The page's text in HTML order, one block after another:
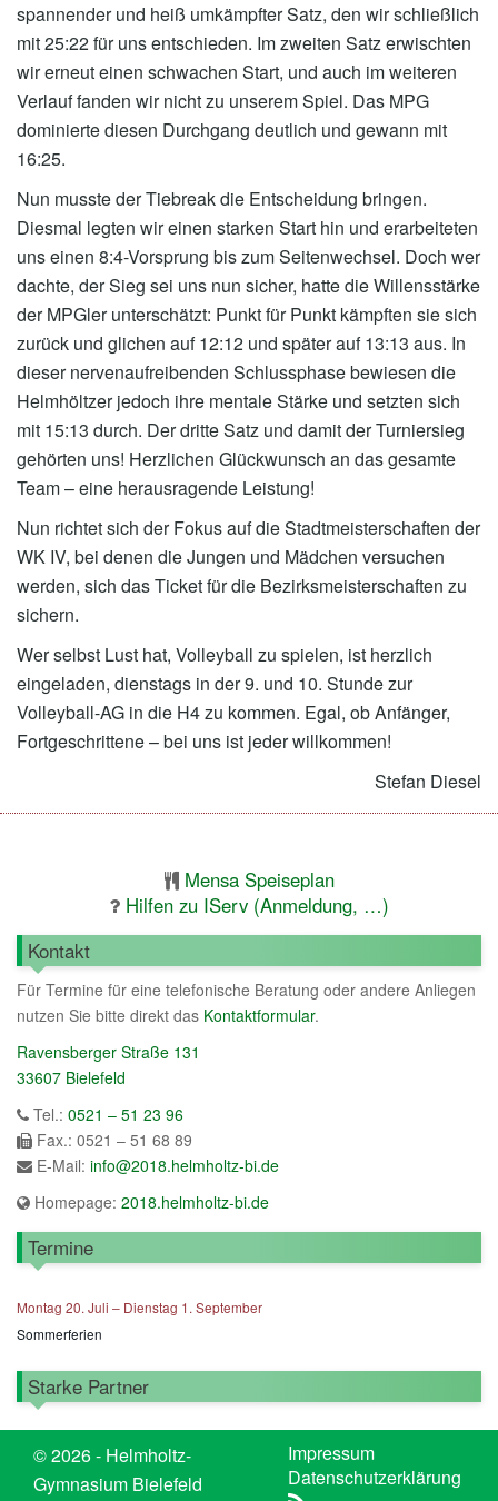
spannender und heiß umkämpfter Satz, den wir schließlich
mit 25:22 für uns entschieden. Im zweiten Satz erwischten
wir erneut einen schwachen Start, und auch im weiteren
Verlauf fanden wir nicht zu unserem Spiel. Das MPG
dominierte diesen Durchgang deutlich und gewann mit
16:25.
Nun musste der Tiebreak die Entscheidung bringen.
Diesmal legten wir einen starken Start hin und erarbeiteten
uns einen 8:4-Vorsprung bis zum Seitenwechsel. Doch wer
dachte, der Sieg sei uns nun sicher, hatte die Willensstärke
der MPGler unterschätzt: Punkt für Punkt kämpften sie sich
zurück und glichen auf 12:12 und später auf 13:13 aus. In
dieser nervenaufreibenden Schlussphase bewiesen die
Helmhöltzer jedoch ihre mentale Stärke und setzten sich
mit 15:13 durch. Der dritte Satz und damit der Turniersieg
gehörten uns! Herzlichen Glückwunsch an das gesamte
Team – eine herausragende Leistung!
Nun richtet sich der Fokus auf die Stadtmeisterschaften der
WK IV, bei denen die Jungen und Mädchen versuchen
werden, sich das Ticket für die Bezirksmeisterschaften zu
sichern.
Wer selbst Lust hat, Volleyball zu spielen, ist herzlich
eingeladen, dienstags in der 9. und 10. Stunde zur
Volleyball-AG in die H4 zu kommen. Egal, ob Anfänger,
Fortgeschrittene – bei uns ist jeder willkommen!
Stefan Diesel
Mensa Speiseplan
Hilfen zu IServ (Anmeldung, …)
Kontakt
Für Termine für eine telefonische Beratung oder andere Anliegen
nutzen Sie bitte direkt das Kontaktformular.
Ravensberger Straße 131
33607 Bielefeld
Tel.: 0521 – 51 23 96
Fax.: 0521 – 51 68 89
E-Mail: info@2018.helmholtz-bi.de
Homepage: 2018.helmholtz-bi.de
Termine
Montag 20. Juli – Dienstag 1. September
Sommerferien
Starke Partner
© 2026 - Helmholtz-
Gymnasium Bielefeld
Impressum
Datenschutzerklärung